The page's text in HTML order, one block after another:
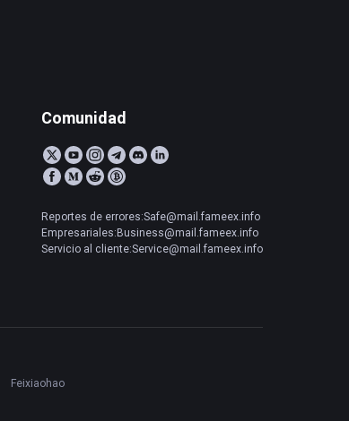
Comunidad
Reportes de errores:Safe@mail.fameex.info
Empresariales:Business@mail.fameex.info
Servicio al cliente:Service@mail.fameex.info
Feixiaohao